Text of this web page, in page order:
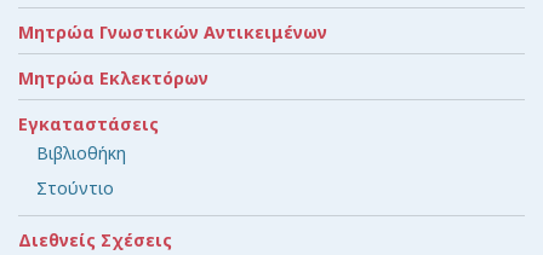
Μητρώα Γνωστικών Αντικειμένων
Μητρώα Εκλεκτόρων
Εγκαταστάσεις
Βιβλιοθήκη
Στούντιο
Διεθνείς Σχέσεις